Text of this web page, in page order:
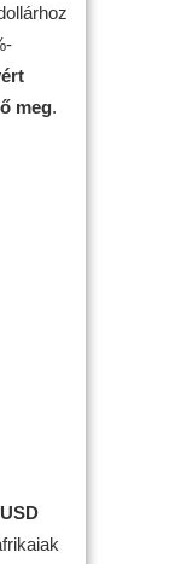
meg.